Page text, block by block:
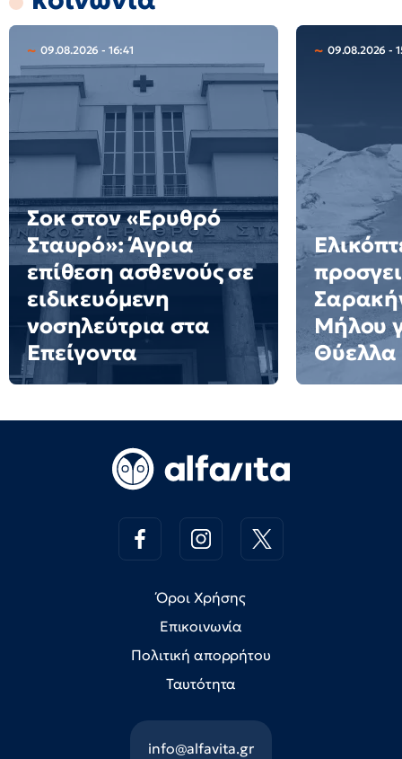
09.08.2026 - 16:41
Σοκ στον «Ερυθρό
Σταυρό»: Άγρια
επίθεση ασθενούς σε
ειδικευόμενη
νοσηλεύτρια στα
Επείγοντα
09.08.2026 -
Μήλου
Θύελλα
Όροι Χρήσης
Επικοινωνία
Πολιτική απορρήτου
Ταυτότητα
info@alfavita.gr